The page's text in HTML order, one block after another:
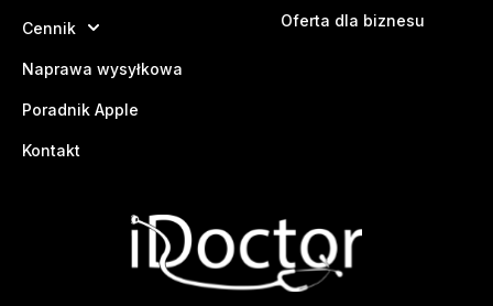
Cennik
Naprawa wysyłkowa
Poradnik Apple
Kontakt
Oferta dla biznesu